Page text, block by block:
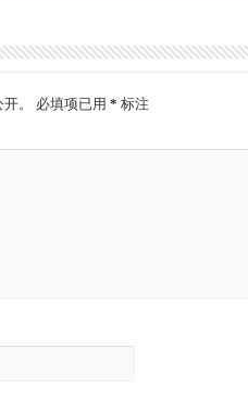
。 必填项已用 * 标注